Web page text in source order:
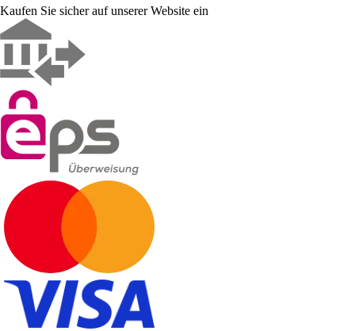
Kaufen Sie sicher auf unserer Website ein